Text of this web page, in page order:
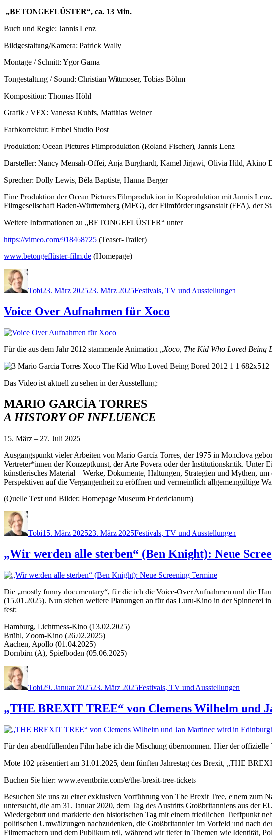
„BETONGEFLÜSTER“, ca. 13 Min.
Buch und Regie: Jannis Lenz
Bildgestaltung/Kamera: Patrick Wally
Montage / Schnitt: Ygor Gama
Tongestaltung / Sound: Christian Wittmoser, Tobias Böhm
Komposition: Thomas Höhl
Grafik / VFX: Vanessa Kuhfs, Matthias Weiner
Farbkorrektur: Embel Studio Post
Produktion: Ocean Pictures Filmproduktion (Roland Fischer), Jannis Lenz
Darsteller: Nancy Mensah-Offei, Anja Burghardt, Kamel Jirjawi, Olivia Hild, Akino
Sprecher: Dolly Lewis, Béla Baptiste, Hanna Berger
Eine Produktion der Ocean Pictures Filmproduktion in Koproduktion mit Jannis
Filmgesellschaft Baden-Württemberg (MFG), der Filmförderungsanstalt (FFA), der
Weitere Informationen zu „BETONGEFLÜSTER“ unter
https://vimeo.com/918468725 (Teaser-Trailer)
www.betongeflüster-film.de (Homepage)
Autor
Tobi23. März 202523. März 2025Festivals, TV und Ausstellungen
Voice Over Aufnahmen für Xoco
Für die aus dem Jahr 2012 stammende Animation „Xoco, The Kid Who Loved Being
Das Video ist aktuell zu sehen in der Ausstellung:
MARIO GARCÍA TORRES
A HISTORY OF INFLUENCE
15. März – 27. Juli 2025
Ausgangspunkt vieler Arbeiten von Mario García Torres, der 1975 in Monclova
Vertreter*innen der Konzeptkunst, der Arte Povera oder der Institutionskritik. Unter
künstlerisches Material – Werke, Dokumente, Haltungen, Strategien und Mythen,
Perspektiven auf die Vergangenheit zu eröffnen und vermeintlich allgemeingültige
(Quelle Text und Bilder: Homepage Museum Fridericianum)
Autor
Tobi15. März 202523. März 2025Festivals, TV und Ausstellungen
„Wir werden alle sterben“ (Ben Knight): Neue
Die „mostly funny documentary“, für die ich die Voice-Over Aufnahmen und die
(15.01.2025). Nun stehen weitere Planungen an für das Luru-Kino in der Spinnerei
fest:
Hamburg, Lichtmess-Kino (13.02.2025)
Brühl, Zoom-Kino (26.02.2025)
Aachen, Apollo (01.04.2025)
Dornbirn (A), Spielboden (05.06.2025)
Autor
Tobi29. Januar 202523. März 2025Festivals, TV und Ausstellungen
„THE BREXIT TREE“ von Clemens Wilhelm und
Für den abendfüllenden Film habe ich die Mischung übernommen. Hier der offizielle
Mote 102 präsentiert am 31.01.2025, dem fünften Jahrestag des Brexit, „THE
Buchen Sie hier: www.eventbrite.com/e/the-brexit-tree-tickets
Besuchen Sie uns zu einer exklusiven Vorführung von The Brexit Tree, einem zum
untersucht, die am 31. Januar 2020, dem Tag des Austritts Großbritanniens aus der
Wiedergeburt und markierte den historischen Tag mit einem friedlichen Treffpunkt
politischen Umwälzungen nachzudenken, die Großbritannien im Vorfeld und nach
Filmemachern und dem Publikum teil, während wir tiefer in Themen wie Identität,